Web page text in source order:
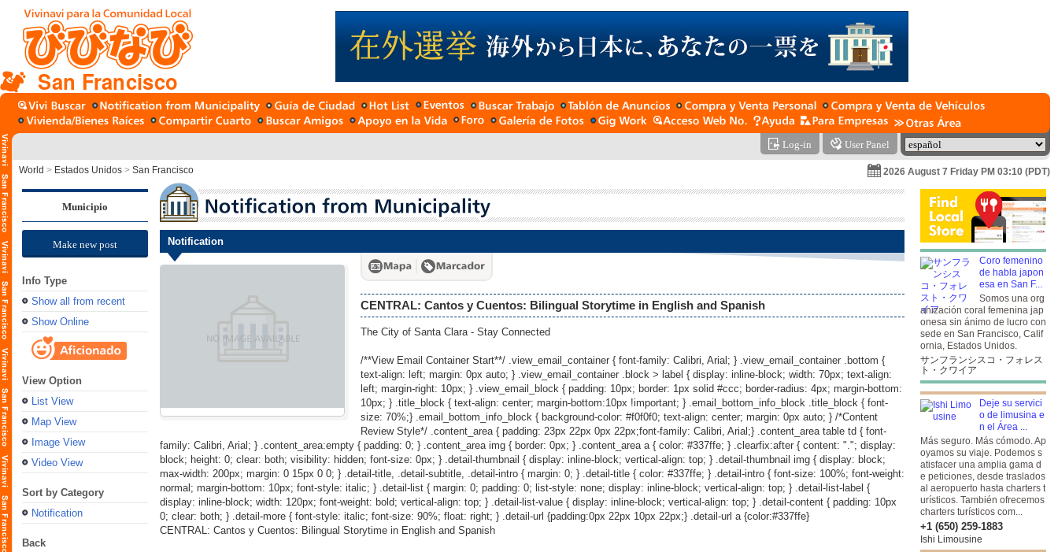
San Francisco
Log-in User Panel
World > Estados Unidos > San Francisco 2026 August 7 Friday PM 03:10 (PDT)
Municipio
Make new post
Info Type
Show all from recent
Show Online
View Option
List View
Map View
Image View
Video View
Sort by Category
Notification
Back
Notification
CENTRAL: Cantos y Cuentos: Bilingual Storytime in English and Spanish
The City of Santa Clara - Stay Connected
/**View Email Container Start**/ .view_email_container { font-family: Calibri, Arial; } .view_email_container .bottom {
text-align: left; margin: 0px auto; } .view_email_container .block > label { display: inline-block; width: 70px; text-align:
left; margin-right: 10px; } .view_email_block { padding: 10px; border: 1px solid #ccc; border-radius: 4px; margin-bottom:
10px; } .title_block { text-align: center; margin-bottom:10px !important; } .email_bottom_info_block .title_block { font-
size: 70%;} .email_bottom_info_block { background-color: #f0f0f0; text-align: center; margin: 0px auto; } /*Content
Review Style*/ .content_area { padding: 23px 22px 0px 22px;font-family: Calibri, Arial;} .content_area table td { font-
family: Calibri, Arial; } .content_area:empty { padding: 0; } .content_area img { border: 0px; } .content_area a { color: #337ffe; } .clearfix:after { content: "."; display:
block; height: 0; clear: both; visibility: hidden; font-size: 0px; } .detail-thumbnail { display: inline-block; vertical-align: top; } .detail-thumbnail img { display: block;
max-width: 200px; margin: 0 15px 0 0; } .detail-title, .detail-subtitle, .detail-intro { margin: 0; } .detail-title { color: #337ffe; } .detail-intro { font-size: 100%; font-weight:
normal; margin-bottom: 10px; font-style: italic; } .detail-list { margin: 0; padding: 0; list-style: none; display: inline-block; vertical-align: top; } .detail-list-label {
display: inline-block; width: 120px; font-weight: bold; vertical-align: top; } .detail-list-value { display: inline-block; vertical-align: top; } .detail-content { padding: 10px
0; clear: both; } .detail-more { font-style: italic; font-size: 90%; float: right; } .detail-url {padding:0px 22px 10px 22px;} .detail-url a {color:#337ffe}
CENTRAL: Cantos y Cuentos: Bilingual Storytime in English and Spanish
Coro femenino
de habla japon
esa en San F...
Somos una org
anización coral femenina jap
onesa sin ánimo de lucro con
sede en San Francisco, Calif
ornia, Estados Unidos.
サンフランシスコ・フォレス
ト・クワイア
Deje su servici
o de limusina e
n el Área ...
Más seguro. Más cómodo. Ap
oyamos su viaje. Podemos s
atisfacer una amplia gama d
e peticiones, desde traslados
al aeropuerto hasta charters t
urísticos. También ofrecemos
charters turísticos com...
+1 (650) 259-1883
Ishi Limousine